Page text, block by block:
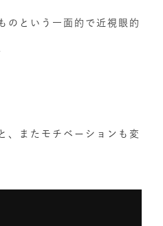
のという一面的で近視眼的
、またモチベーションも変